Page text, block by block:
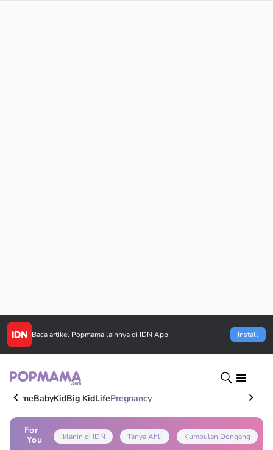
Baca artikel Popmama lainnya di IDN App Install
HomeBabyKidBig KidLifePregnancy
For
You
Iklanin di IDN Tanya Ahli Kumpulan Dongeng